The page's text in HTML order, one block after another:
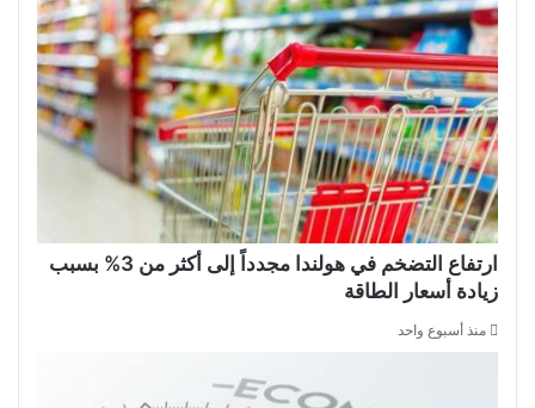
ارتفاع التضخم في هولندا مجدداً إلى أكثر من 3% بسبب
زيادة أسعار الطاقة
منذ أسبوع واحد